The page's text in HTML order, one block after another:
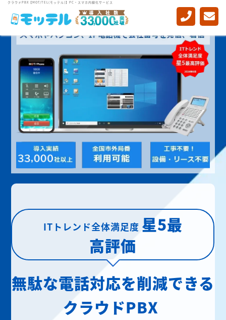
クラウドPBX【MOT/TEL(モッテル)】PC・スマホ内線化サービス
ITトレンド全体満足度 星5最
高評価
無駄な電話対応を削減できる
クラウドPBX